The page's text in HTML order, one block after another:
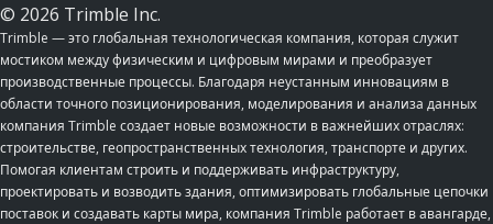
© 2026 Trimble Inc.
Trimble — это глобальная технологическая компания, которая служит
мостиком между физическим и цифровым мирами и преобразует
производственные процессы. Благодаря неустанным инновациям в
области точного позиционирования, моделирования и анализа данных
компания Trimble создает новые возможности в важнейших отраслях:
строительстве, геопространственных технология, транспорте и других.
Помогая клиентам строить и поддерживать инфраструктуру,
проектировать и возводить здания, оптимизировать глобальные цепочки
поставок и создавать карты мира, компания Trimble работает в авангарде,